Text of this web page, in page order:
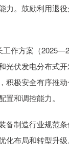
力。鼓励利用退
作方案（
光伏发电分布式
积极安全有序推
和调控能力。
制造行业规范条
布局和转型升级